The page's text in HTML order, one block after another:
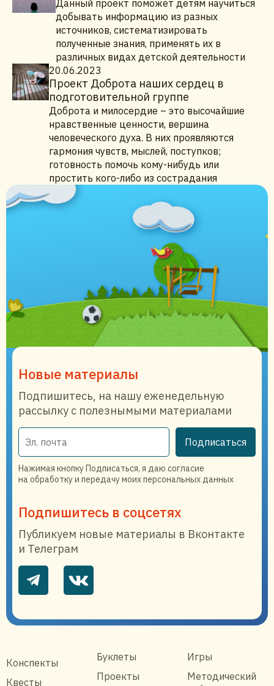
Данный проект поможет детям научиться
добывать информацию из разных
источников, систематизировать
полученные знания, применять их в
различных видах детской деятельности
20.06.2023
Проект Доброта наших сердец в
подготовительной группе
Доброта и милосердие – это высочайшие
нравственные ценности, вершина
человеческого духа. В них проявляются
гармония чувств, мыслей, поступков;
готовность помочь кому-нибудь или
простить кого-либо из сострадания
Новые материалы
Подпишитесь, на нашу еженедельную
рассылку с полезнымыми материалами
Подписаться
Нажимая кнопку Подписаться, я даю согласие
на обработку и передачу моих персональных данных
Подпишитесь в соцсетях
Публикуем новые материалы в Вконтакте
и Телеграм
Конспекты
Квесты
Буклеты
Проекты
Игры
Методический